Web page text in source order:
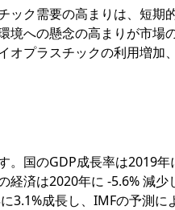
ク需要の高まりは、短期
への懸念の高まりが市場
オプラスチックの利用増加
。国のGDP成長率は2019
経済は2020年に -5.6% 減
3.1%成長し、IMFの予測